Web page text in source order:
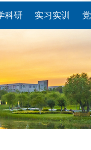
科研 实习实训